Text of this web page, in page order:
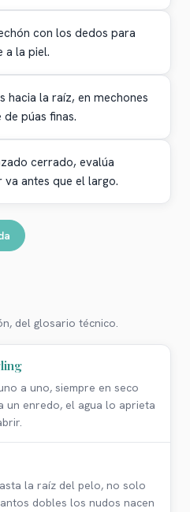
con los dedos para
a la piel.
hacia la raíz, en mechones
púas finas.
cerrado, evalúa
antes que el largo.
del glosario técnico.
a uno, siempre en seco
un enredo, el agua lo aprieta
la raíz del pelo, no solo
dobles los nudos nacen